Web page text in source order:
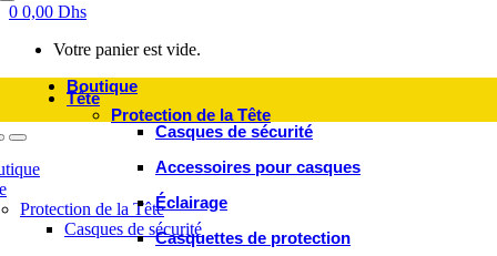
0 0,00 Dhs
Votre panier est vide.
Boutique
Tête
Protection de la Tête
Casques de sécurité
Accessoires pour casques
Éclairage
Casquettes de protection
Protection de la Tête
Casques de sécurité